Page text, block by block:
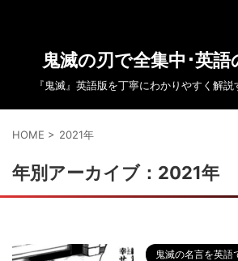
鬼滅の刃で全集中･英語
『鬼滅』英語版を丁寧にわかりやすく解
HOME > 2021年
年別アーカイブ：2021年
鬼滅の名言を英語